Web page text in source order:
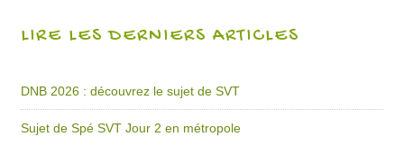
LIRE LES DERNIERS ARTICLES
DNB 2026 : découvrez le sujet de SVT
Sujet de Spé SVT Jour 2 en métropole